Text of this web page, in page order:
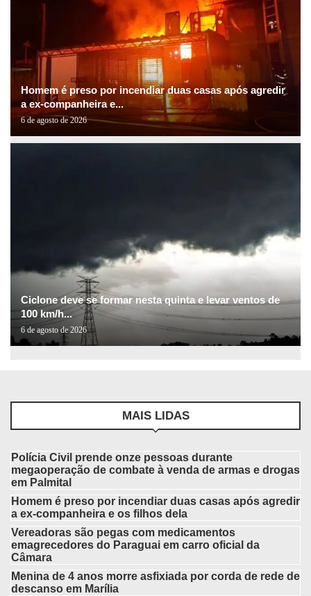
Homem é preso por incendiar duas casas após agredir
a ex-companheira e...
6 de agosto de 2026
Ciclone deve se formar nesta quinta e levar ventos de
100 km/h...
6 de agosto de 2026
MAIS LIDAS
Polícia Civil prende onze pessoas durante
megaoperação de combate à venda de armas e drogas
em Palmital
Homem é preso por incendiar duas casas após agredir
a ex-companheira e os filhos dela
Vereadoras são pegas com medicamentos
emagrecedores do Paraguai em carro oficial da
Câmara
Menina de 4 anos morre asfixiada por corda de rede de
descanso em Marília